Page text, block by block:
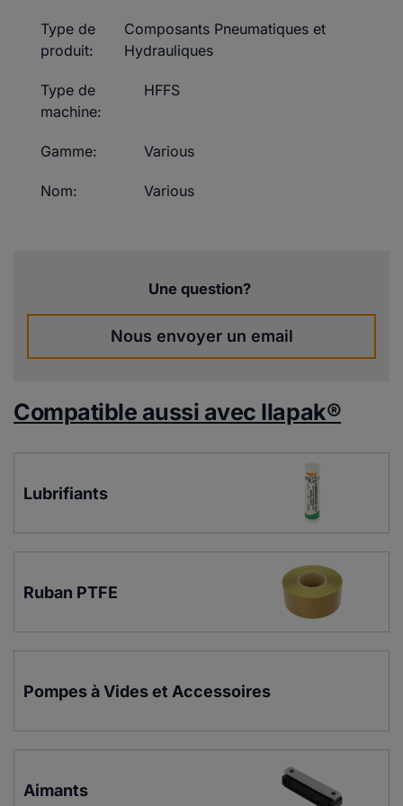
Type de
produit:
Composants Pneumatiques et
Hydrauliques
Type de
machine:
HFFS
Gamme: Various
Nom: Various
Une question?
Nous envoyer un email
Compatible aussi avec Ilapak®
Lubrifiants
Ruban PTFE
Pompes à Vides et Accessoires
Aimants